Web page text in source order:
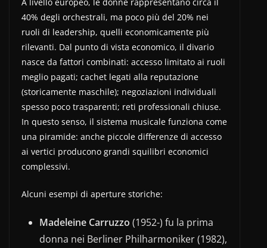
40% degli orchestrali, ma poco più del 20% nei
ruoli di leadership, quelli economicamente più
rilevanti. Dal punto di vista economico, il divario
nasce da fattori combinati: accesso limitato ai ruoli
meglio pagati; cachet legati alla reputazione
(storicamente maschile); negoziazioni individuali
spesso poco trasparenti; reti professionali chiuse.
In questo senso, il sistema musicale funziona come
una piramide: anche piccole differenze di accesso
ai vertici producono grandi squilibri economici
complessivi.
Alcuni esempi di aperture storiche:
Madeleine Carruzzo (1952-) fu la prima
donna nei Berliner Philharmoniker (1982),